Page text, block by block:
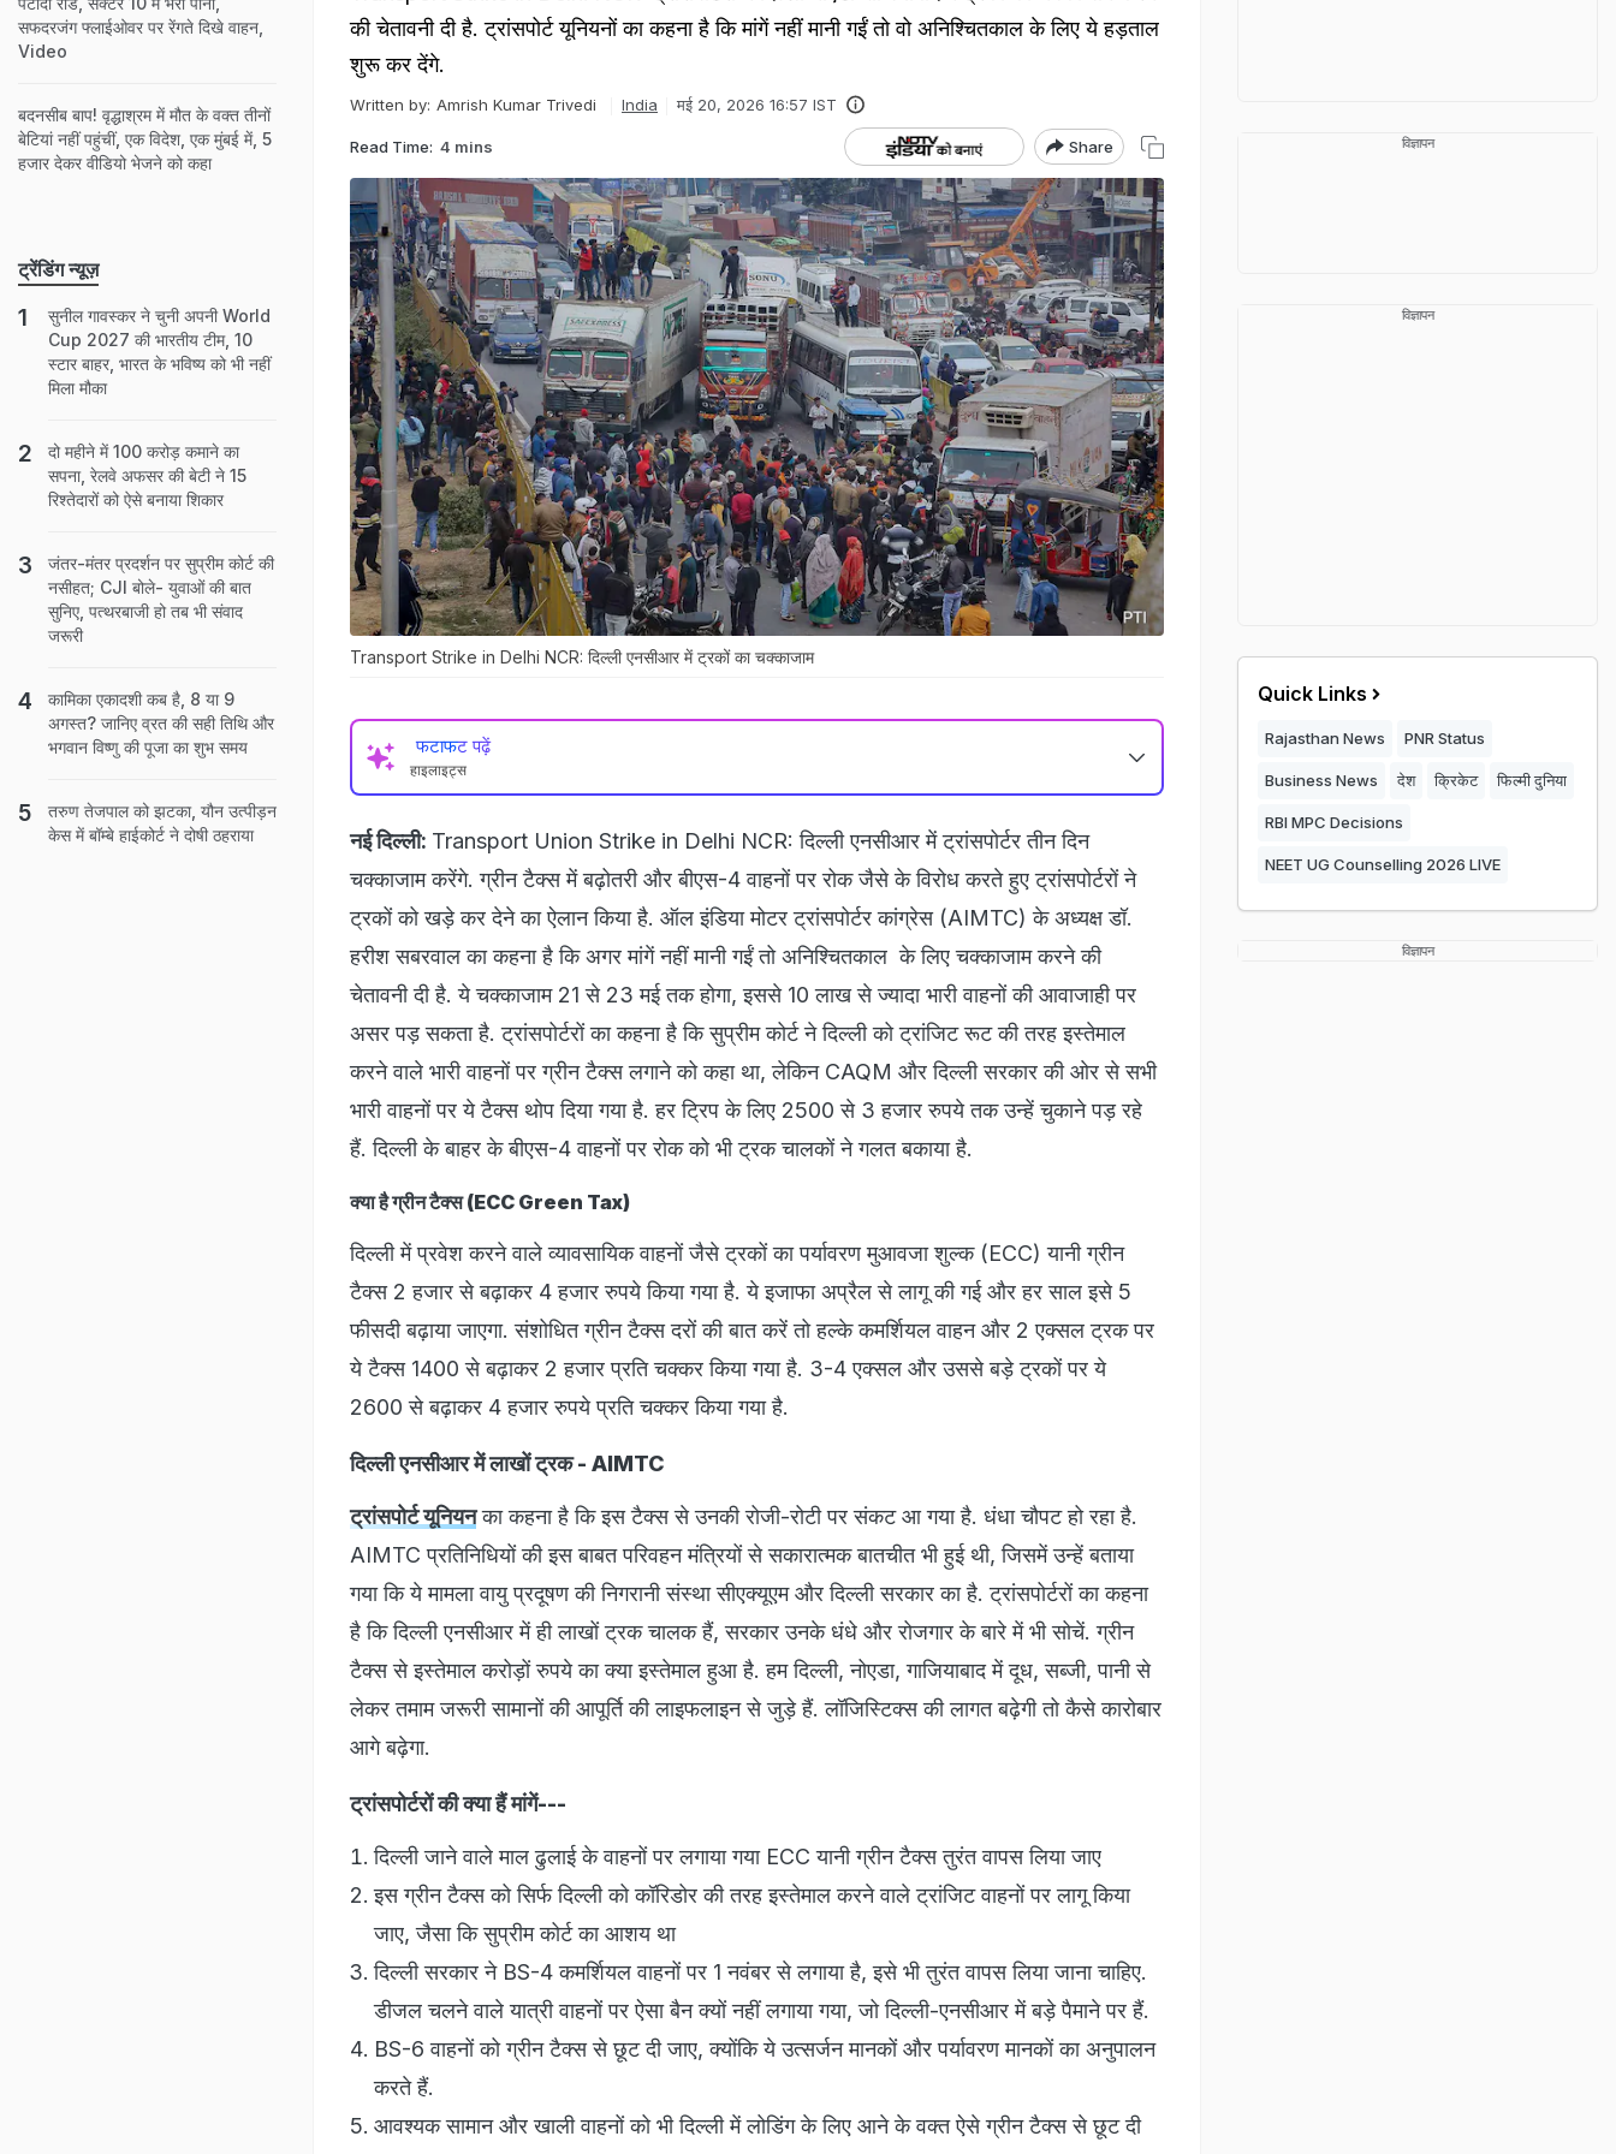
की चेतावनी दी है. ट्रांसपोर्ट यूनियनों का कहना है कि मांगें नहीं मानी गईं तो वो अनिश्चितकाल के लिए ये हड़ताल
शुरू कर देंगे.
Written by: Amrish Kumar Trivedi India मई 20, 2026 16:57 IST
Read Time: 4 mins Share
Transport Strike in Delhi NCR: दिल्ली एनसीआर में ट्रकों का चक्काजाम
फटाफट पढ़ें
हाइलाइट्स
नई दिल्ली: Transport Union Strike in Delhi NCR: दिल्ली एनसीआर में ट्रांसपोर्टर तीन दिन
चक्काजाम करेंगे. ग्रीन टैक्स में बढ़ोतरी और बीएस-4 वाहनों पर रोक जैसे के विरोध करते हुए ट्रांसपोर्टरों ने
ट्रकों को खड़े कर देने का ऐलान किया है. ऑल इंडिया मोटर ट्रांसपोर्टर कांग्रेस (AIMTC) के अध्यक्ष डॉ.
हरीश सबरवाल का कहना है कि अगर मांगें नहीं मानी गईं तो अनिश्चितकाल के लिए चक्काजाम करने की
चेतावनी दी है. ये चक्काजाम 21 से 23 मई तक होगा, इससे 10 लाख से ज्यादा भारी वाहनों की आवाजाही पर
असर पड़ सकता है. ट्रांसपोर्टरों का कहना है कि सुप्रीम कोर्ट ने दिल्ली को ट्रांजिट रूट की तरह इस्तेमाल
करने वाले भारी वाहनों पर ग्रीन टैक्स लगाने को कहा था, लेकिन CAQM और दिल्ली सरकार की ओर से सभी
भारी वाहनों पर ये टैक्स थोप दिया गया है. हर ट्रिप के लिए 2500 से 3 हजार रुपये तक उन्हें चुकाने पड़ रहे
हैं. दिल्ली के बाहर के बीएस-4 वाहनों पर रोक को भी ट्रक चालकों ने गलत बकाया है.
क्या है ग्रीन टैक्स (ECC Green Tax)
दिल्ली में प्रवेश करने वाले व्यावसायिक वाहनों जैसे ट्रकों का पर्यावरण मुआवजा शुल्क (ECC) यानी ग्रीन
टैक्स 2 हजार से बढ़ाकर 4 हजार रुपये किया गया है. ये इजाफा अप्रैल से लागू की गई और हर साल इसे 5
फीसदी बढ़ाया जाएगा. संशोधित ग्रीन टैक्स दरों की बात करें तो हल्के कमर्शियल वाहन और 2 एक्सल ट्रक पर
ये टैक्स 1400 से बढ़ाकर 2 हजार प्रति चक्कर किया गया है. 3-4 एक्सल और उससे बड़े ट्रकों पर ये
2600 से बढ़ाकर 4 हजार रुपये प्रति चक्कर किया गया है.
दिल्ली एनसीआर में लाखों ट्रक - AIMTC
ट्रांसपोर्ट यूनियनका कहना है कि इस टैक्स से उनकी रोजी-रोटी पर संकट आ गया है. धंधा चौपट हो रहा है.
AIMTC प्रतिनिधियों की इस बाबत परिवहन मंत्रियों से सकारात्मक बातचीत भी हुई थी, जिसमें उन्हें बताया
गया कि ये मामला वायु प्रदूषण की निगरानी संस्था सीएक्यूएम और दिल्ली सरकार का है. ट्रांसपोर्टरों का कहना
है कि दिल्ली एनसीआर में ही लाखों ट्रक चालक हैं, सरकार उनके धंधे और रोजगार के बारे में भी सोचें. ग्रीन
टैक्स से इस्तेमाल करोड़ों रुपये का क्या इस्तेमाल हुआ है. हम दिल्ली, नोएडा, गाजियाबाद में दूध, सब्जी, पानी से
लेकर तमाम जरूरी सामानों की आपूर्ति की लाइफलाइन से जुड़े हैं. लॉजिस्टिक्स की लागत बढ़ेगी तो कैसे कारोबार
आगे बढ़ेगा.
ट्रांसपोर्टरों की क्या हैं मांगें---
दिल्ली जाने वाले माल ढुलाई के वाहनों पर लगाया गया ECC यानी ग्रीन टैक्स तुरंत वापस लिया जाए
इस ग्रीन टैक्स को सिर्फ दिल्ली को कॉरिडोर की तरह इस्तेमाल करने वाले ट्रांजिट वाहनों पर लागू किया
जाए, जैसा कि सुप्रीम कोर्ट का आशय था
दिल्ली सरकार ने BS-4 कमर्शियल वाहनों पर 1 नवंबर से लगाया है, इसे भी तुरंत वापस लिया जाना चाहिए.
डीजल चलने वाले यात्री वाहनों पर ऐसा बैन क्यों नहीं लगाया गया, जो दिल्ली-एनसीआर में बड़े पैमाने पर हैं.
BS-6 वाहनों को ग्रीन टैक्स से छूट दी जाए, क्योंकि ये उत्सर्जन मानकों और पर्यावरण मानकों का अनुपालन
करते हैं.
आवश्यक सामान और खाली वाहनों को भी दिल्ली में लोडिंग के लिए आने के वक्त ऐसे ग्रीन टैक्स से छूट दी
सफदरजंग फ्लाईओवर पर रेंगते दिखे वाहन,
Video
बदनसीब बाप! वृद्धाश्रम में मौत के वक्त तीनों
बेटियां नहीं पहुंचीं, एक विदेश, एक मुंबई में, 5
हजार देकर वीडियो भेजने को कहा
ट्रेंडिंग न्यूज़
सुनील गावस्कर ने चुनी अपनी World
Cup 2027 की भारतीय टीम, 10
स्टार बाहर, भारत के भविष्य को भी नहीं
मिला मौका
दो महीने में 100 करोड़ कमाने का
सपना, रेलवे अफसर की बेटी ने 15
रिश्तेदारों को ऐसे बनाया शिकार
जंतर-मंतर प्रदर्शन पर सुप्रीम कोर्ट की
नसीहत; CJI बोले- युवाओं की बात
सुनिए, पत्थरबाजी हो तब भी संवाद
जरूरी
कामिका एकादशी कब है, 8 या 9
अगस्त? जानिए व्रत की सही तिथि और
भगवान विष्णु की पूजा का शुभ समय
तरुण तेजपाल को झटका, यौन उत्पीड़न
केस में बॉम्बे हाईकोर्ट ने दोषी ठहराया
विज्ञापन
विज्ञापन
Quick Links
Rajasthan News PNR Status
Business News देश क्रिकेट फिल्मी दुनिया
RBI MPC Decisions
NEET UG Counselling 2026 LIVE
विज्ञापन